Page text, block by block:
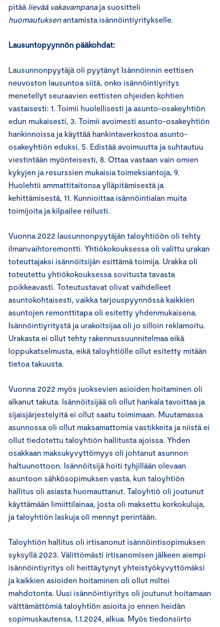
pitää lievää vakavampanaja suositteli
huomautuksenantamista isännöintiyritykselle.
Lausuntopyynnön pääkohdat:
Lausunnonpyytäjä oli pyytänyt Isännöinnin eettisen
neuvoston lausuntoa siitä, onko isännöintiyritys
menetellyt seuraavien eettisten ohjeiden kohtien
vastaisesti: 1. Toimii huolellisesti ja asunto-osakeyhtiön
edun mukaisesti, 3. Toimii avoimesti asunto-osakeyhtiön
hankinnoissa ja käyttää hankintaverkostoa asunto-
osakeyhtiön eduksi, 5. Edistää avoimuutta ja suhtautuu
viestintään myönteisesti, 8. Ottaa vastaan vain omien
kykyjen ja resurssien mukaisia toimeksiantoja, 9.
Huolehtii ammattitaitonsa ylläpitämisestä ja
kehittämisestä, 11. Kunnioittaa isännöintialan muita
toimijoita ja kilpailee reilusti.
Vuonna 2022 lausunnonpyytäjän taloyhtiöön oli tehty
ilmanvaihtoremontti. Yhtiökokouksessa oli valittu urakan
toteuttajaksi isännöitsijän esittämä toimija. Urakka oli
toteutettu yhtiökokouksessa sovitusta tavasta
poikkeavasti. Toteutustavat olivat vaihdelleet
asuntokohtaisesti, vaikka tarjouspyynnössä kaikkien
asuntojen remonttitapa oli esitetty yhdenmukaisena.
Isännöintiyritystä ja urakoitsijaa oli jo silloin reklamoitu.
Urakasta ei ollut tehty rakennussuunnitelmaa eikä
loppukatselmusta, eikä taloyhtiölle ollut esitetty mitään
tietoa takuusta.
Vuonna 2022 myös juoksevien asioiden hoitaminen oli
alkanut takuta. Isännöitsijää oli ollut hankala tavoittaa ja
sijaisjärjestelyitä ei ollut saatu toimimaan. Muutamassa
asunnossa oli ollut maksamattomia vastikkeita ja niistä ei
ollut tiedotettu taloyhtiön hallitusta ajoissa. Yhden
osakkaan maksukyvyttömyys oli johtanut asunnon
haltuunottoon. Isännöitsijä hoiti tyhjillään olevaan
asuntoon sähkösopimuksen vasta, kun taloyhtiön
hallitus oli asiasta huomauttanut. Taloyhtiö oli joutunut
käyttämään limiittilainaa, josta oli maksettu korkokuluja,
ja taloyhtiön laskuja oli mennyt perintään.
Taloyhtiön hallitus oli irtisanonut isännöintisopimuksen
syksyllä 2023. Välittömästi irtisanomisen jälkeen aiempi
isännöintiyritys oli heittäytynyt yhteistyökyvyttömäksi
ja kaikkien asioiden hoitaminen oli ollut miltei
mahdotonta. Uusi isännöintiyritys oli joutunut hoitamaan
välttämättömiä taloyhtiön asioita jo ennen heidän
sopimuskautensa, 1.1.2024, alkua. Myös tiedonsiirto